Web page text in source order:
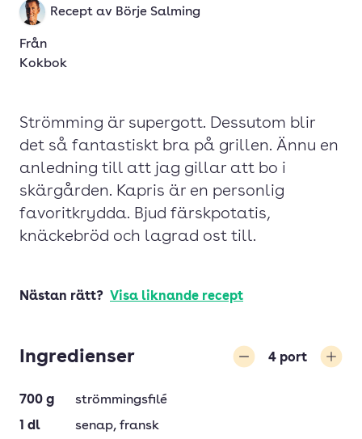
Recept av Börje Salming
Från
Kokbok
Strömming är supergott. Dessutom blir
det så fantastiskt bra på grillen. Ännu en
anledning till att jag gillar att bo i
skärgården. Kapris är en personlig
favoritkrydda. Bjud färskpotatis,
knäckebröd och lagrad ost till.
Nästan rätt? Visa liknande recept
Ingredienser 4 port
700 g
strömmingsfilé
1 dl senap, fransk